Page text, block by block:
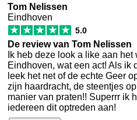
Tom Nelissen
Eindhoven
★ ★ ★ ★ ★ 5.0
De review van Tom Nelissen
Ik heb deze look a like aan het
Eindhoven, wat een act! Als ik
leek het net of de echte Geer
zijn haardracht, de steentjes
manier van praten!! Superrr ik
iedereen dit optreden aan!